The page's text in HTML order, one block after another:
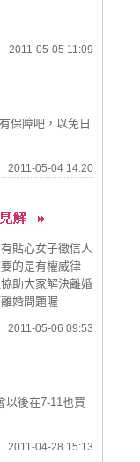
2011-05-05 11:09
保障吧，以免日
2011-05-04 14:20
貼心女子徵信人
的是有權威律
助大家解決離婚
離婚問題喔
2011-05-06 09:53
以後在7-11也買
2011-04-28 15:13